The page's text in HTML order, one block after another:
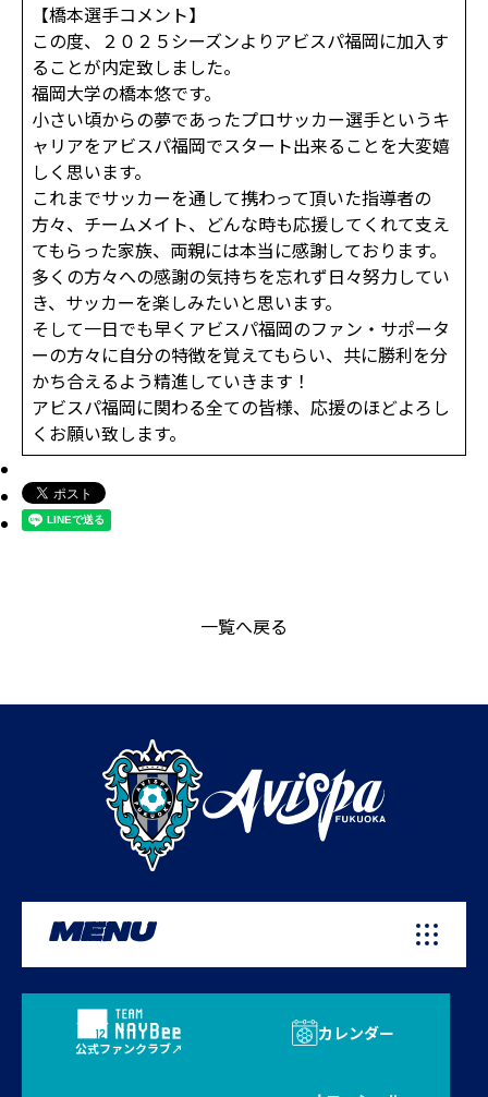
【橋本選手コメント】
この度、２０２５シーズンよりアビスパ福岡に加入す
ることが内定致しました。
福岡大学の橋本悠です。
小さい頃からの夢であったプロサッカー選手というキ
ャリアをアビスパ福岡でスタート出来ることを大変嬉
しく思います。
これまでサッカーを通して携わって頂いた指導者の
方々、チームメイト、どんな時も応援してくれて支え
てもらった家族、両親には本当に感謝しております。
多くの方々への感謝の気持ちを忘れず日々努力してい
き、サッカーを楽しみたいと思います。
そして一日でも早くアビスパ福岡のファン・サポータ
ーの方々に自分の特徴を覚えてもらい、共に勝利を分
かち合えるよう精進していきます！
アビスパ福岡に関わる全ての皆様、応援のほどよろし
くお願い致します。
一覧へ戻る
MENU
公式ファンクラブ
カレンダー